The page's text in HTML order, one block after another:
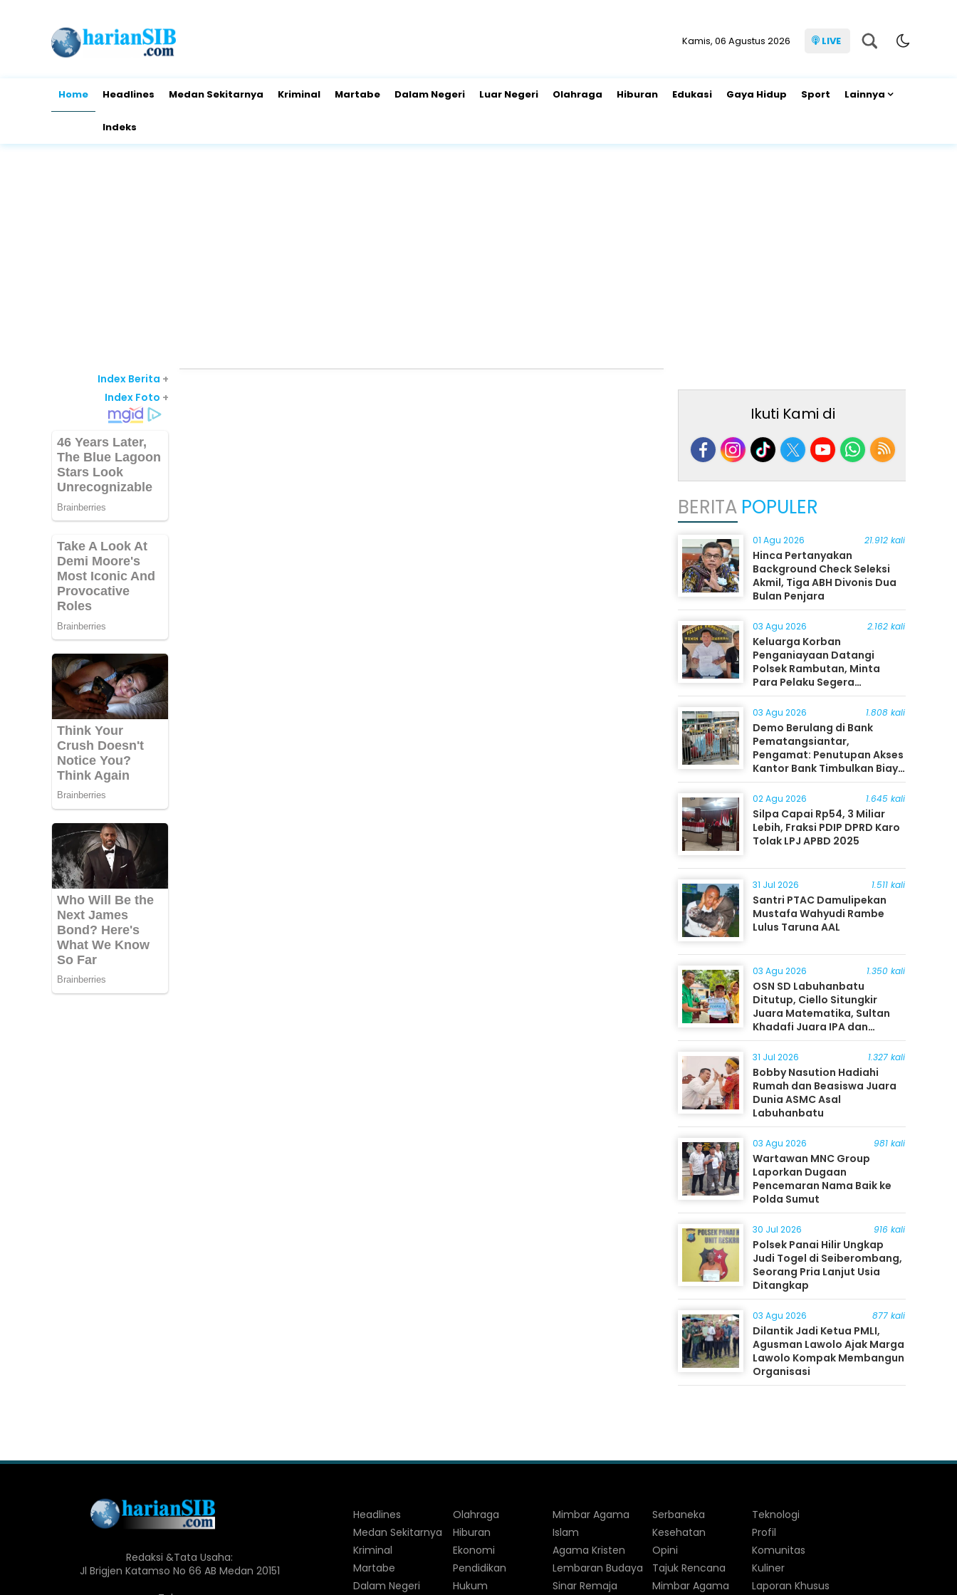
Kamis, 06 Agustus 2026 LIVE
Home Headlines Medan Sekitarnya Kriminal Martabe Dalam Negeri Luar Negeri Olahraga Hiburan Edukasi Gaya Hidup Sport Lainnya
Indeks
Index Berita +
Index Foto +
Ikuti Kami di
BERITA POPULER
01 Agu 2026 21.912 kali
Hinca Pertanyakan
Background Check Seleksi
Akmil, Tiga ABH Divonis Dua
Bulan Penjara
03 Agu 2026 2.162 kali
Keluarga Korban
Penganiayaan Datangi
Polsek Rambutan, Minta
Para Pelaku Segera
Ditangkap
03 Agu 2026 1.808 kali
Demo Berulang di Bank
Pematangsiantar,
Pengamat: Penutupan Akses
Kantor Bank Timbulkan Biaya
Ekonomi bagi Masyarakat
02 Agu 2026 1.645 kali
Silpa Capai Rp54, 3 Miliar
Lebih, Fraksi PDIP DPRD Karo
Tolak LPJ APBD 2025
31 Jul 2026 1.511 kali
Santri PTAC Damulipekan
Mustafa Wahyudi Rambe
Lulus Taruna AAL
03 Agu 2026 1.350 kali
OSN SD Labuhanbatu
Ditutup, Ciello Situngkir
Juara Matematika, Sultan
Khadafi Juara IPA dan
Timothy Rangkuti Juara IPS
31 Jul 2026 1.327 kali
Bobby Nasution Hadiahi
Rumah dan Beasiswa Juara
Dunia ASMC Asal
Labuhanbatu
03 Agu 2026 981 kali
Wartawan MNC Group
Laporkan Dugaan
Pencemaran Nama Baik ke
Polda Sumut
30 Jul 2026 916 kali
Polsek Panai Hilir Ungkap
Judi Togel di Seiberombang,
Seorang Pria Lanjut Usia
Ditangkap
03 Agu 2026 877 kali
Dilantik Jadi Ketua PMLI,
Agusman Lawolo Ajak Marga
Lawolo Kompak Membangun
Organisasi
Redaksi &Tata Usaha:
Jl Brigjen Katamso No 66 AB Medan 20151
Headlines
Medan Sekitarnya
Kriminal
Martabe
Dalam Negeri
Olahraga
Hiburan
Ekonomi
Pendidikan
Hukum
Mimbar Agama
Islam
Agama Kristen
Lembaran Budaya
Sinar Remaja
Serbaneka
Kesehatan
Opini
Tajuk Rencana
Mimbar Agama
Teknologi
Profil
Komunitas
Kuliner
Laporan Khusus